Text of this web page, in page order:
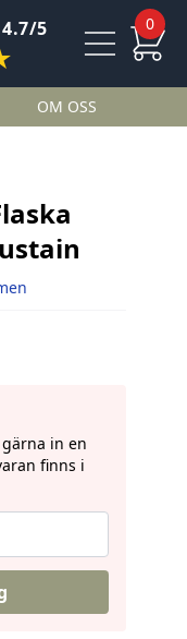
5 0
OM OSS
in en
finns i